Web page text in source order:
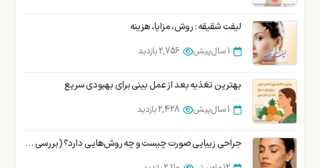
لیفت شقیقه : روش، مزایا، هزینه
1 سال پیش 2,756 بازدید
بهترین تغذیه بعد از عمل بینی برای بهبودی سریع
1 سال پیش 2,428 بازدید
جراحی زیبایی صورت چیست و چه روش‌هایی دارد؟ (بررسی تخصصی)